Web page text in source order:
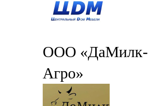
ООО «ДаМилк-
Агро»